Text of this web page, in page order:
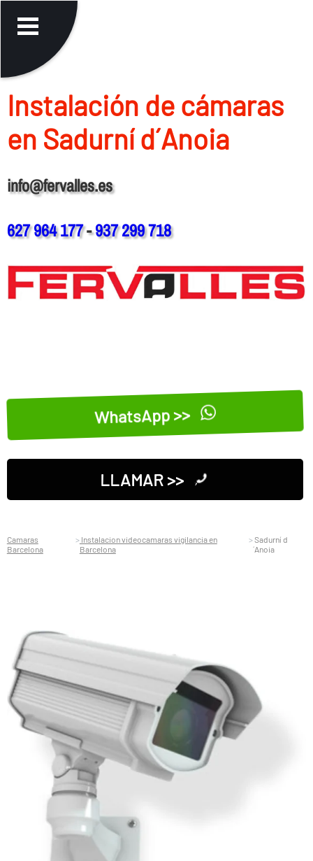
Instalación de cámaras
en Sadurní d´Anoia
info@fervalles.es
627 964 177-937 299 718
WhatsApp >>
LLAMAR >>
Camaras
Barcelona
Instalacion videocamaras vigilancia en
Barcelona
Sadurní d
´Anoia